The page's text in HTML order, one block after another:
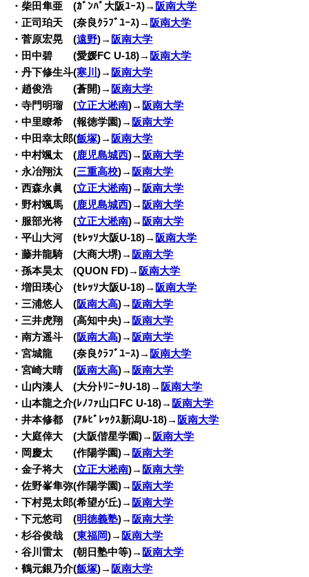
・柴田隼亜 (ｶﾞﾝﾊﾞ大阪ﾕｰｽ)→ 阪南大学
・正司珀天 (奈良ｸﾗﾌﾞﾕｰｽ)→ 阪南大学
・菅原宏晃 (遠野)→ 阪南大学
・田中碧 (愛媛FC U-18)→ 阪南大学
・丹下修生斗(寒川)→ 阪南大学
・趙俊浩 (蒼開)→ 阪南大学
・寺門明瑠 (立正大淞南)→ 阪南大学
・中里瞭希 (報徳学園)→ 阪南大学
・中田幸太郎(飯塚)→ 阪南大学
・中村颯太 (鹿児島城西)→ 阪南大学
・永冶翔汰 (三重高校)→ 阪南大学
・西森永眞 (立正大淞南)→ 阪南大学
・野村颯馬 (鹿児島城西)→ 阪南大学
・服部光将 (立正大淞南)→ 阪南大学
・平山大河 (ｾﾚｯｿ大阪U-18)→ 阪南大学
・藤井龍騎 (大商大堺)→ 阪南大学
・孫本昊太 (QUON FD)→ 阪南大学
・増田瑛心 (ｾﾚｯｿ大阪U-18)→ 阪南大学
・三浦悠人 (阪南大高)→ 阪南大学
・三井虎翔 (高知中央)→ 阪南大学
・南方遥斗 (阪南大高)→ 阪南大学
・宮城龍 (奈良ｸﾗﾌﾞﾕｰｽ)→ 阪南大学
・宮崎大晴 (阪南大高)→ 阪南大学
・山内湊人 (大分ﾄﾘﾆｰﾀU-18)→ 阪南大学
・山本龍之介(ﾚﾉﾌｧ山口FC U-18)→ 阪南大学
・井本修都 (ｱﾙﾋﾞﾚｯｸｽ新潟U-18)→ 阪南大学
・大庭倖大 (大阪偕星学園)→ 阪南大学
・岡慶太 (作陽学園)→ 阪南大学
・金子将大 (立正大淞南)→ 阪南大学
・佐野峯隼弥(作陽学園)→ 阪南大学
・下村晃太郎(希望が丘)→ 阪南大学
・下元悠司 (明徳義塾)→ 阪南大学
・杉谷俊哉 (東福岡)→ 阪南大学
・谷川雷太 (朝日塾中等)→ 阪南大学
・鶴元銀乃介(飯塚)→ 阪南大学